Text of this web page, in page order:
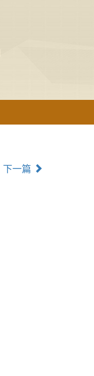
下一篇